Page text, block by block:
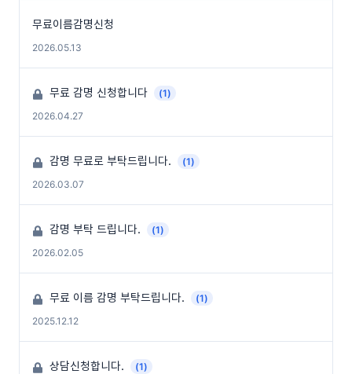
무료이름감명신청
2026.05.13
무료 감명 신청합니다
(1)
2026.04.27
감명 무료로 부탁드립니다.
(1)
2026.03.07
감명 부탁 드립니다.
(1)
2026.02.05
무료 이름 감명 부탁드립니다.
(1)
2025.12.12
상담신청합니다.
(1)